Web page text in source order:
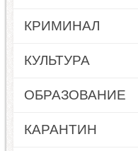
КРИМИНАЛ
КУЛЬТУРА
ОБРАЗОВАНИЕ
КАРАНТИН